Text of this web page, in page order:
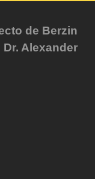
de Berzin
Alexander